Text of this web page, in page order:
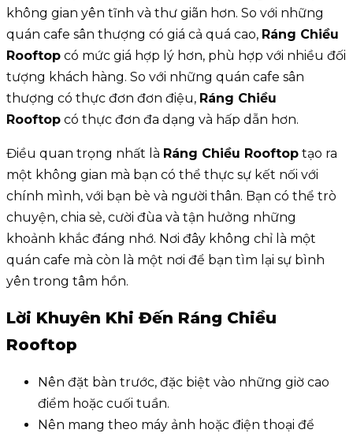
không gian yên tĩnh và thư giãn hơn. So với những
quán cafe sân thượng có giá cả quá cao, Ráng Chiều
Rooftop có mức giá hợp lý hơn, phù hợp với nhiều đối
tượng khách hàng. So với những quán cafe sân
thượng có thực đơn đơn điệu, Ráng Chiều
Rooftop có thực đơn đa dạng và hấp dẫn hơn.
Điều quan trọng nhất là Ráng Chiều Rooftop tạo ra
một không gian mà bạn có thể thực sự kết nối với
chính mình, với bạn bè và người thân. Bạn có thể trò
chuyện, chia sẻ, cười đùa và tận hưởng những
khoảnh khắc đáng nhớ. Nơi đây không chỉ là một
quán cafe mà còn là một nơi để bạn tìm lại sự bình
yên trong tâm hồn.
Lời Khuyên Khi Đến Ráng Chiều
Rooftop
Nên đặt bàn trước, đặc biệt vào những giờ cao
điểm hoặc cuối tuần.
Nên mang theo máy ảnh hoặc điện thoại để